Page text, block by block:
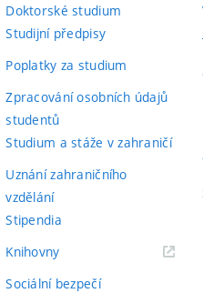
Doktorské studium
Studijní předpisy
Poplatky za studium
Zpracování osobních údajů
studentů
Studium a stáže v zahraničí
Uznání zahraničního
vzdělání
Stipendia
Knihovny(externí
Sociální bezpečí